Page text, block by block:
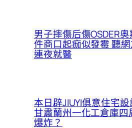
男子摔傷后傷OSDER
件商口起痂似發霉 聽
連夜就醫
本日辟JIUYI俱意住宅設
甘肅蘭州一化工倉庫四
爆炸？